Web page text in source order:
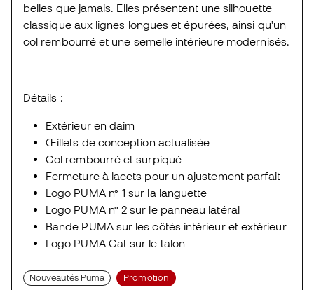
belles que jamais. Elles présentent une silhouette
classique aux lignes longues et épurées, ainsi qu'un
col rembourré et une semelle intérieure modernisés.
Détails :
Extérieur en daim
Œillets de conception actualisée
Col rembourré et surpiqué
Fermeture à lacets pour un ajustement parfait
Logo PUMA n° 1 sur la languette
Logo PUMA n° 2 sur le panneau latéral
Bande PUMA sur les côtés intérieur et extérieur
Logo PUMA Cat sur le talon
Nouveautés Puma Promotion